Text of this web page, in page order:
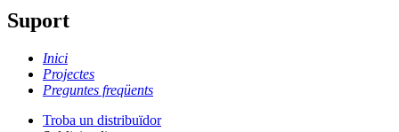
Suport
Inici
Projectes
Preguntes freqüents
Troba un distribuïdor